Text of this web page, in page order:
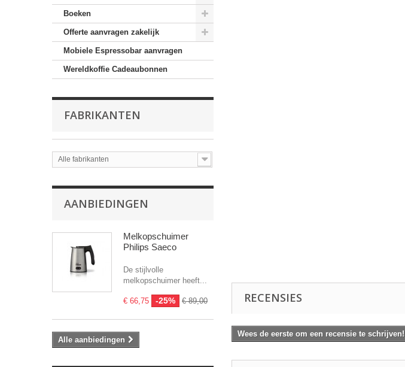
Boeken
Offerte aanvragen zakelijk
Mobiele Espressobar aanvragen
Wereldkoffie Cadeaubonnen
FABRIKANTEN
Alle fabrikanten
AANBIEDINGEN
Melkopschuimer
Philips Saeco
De stijlvolle
melkopschuimer heeft...
€ 66,75 -25% € 89,00
Alle aanbiedingen
RECENSIES
Wees de eerste om een recensie te schrijven!